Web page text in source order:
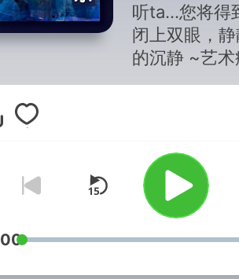
乐|轻音
道
听ta...您将得
闭上双眼，
的沉静 ~艺
助眠